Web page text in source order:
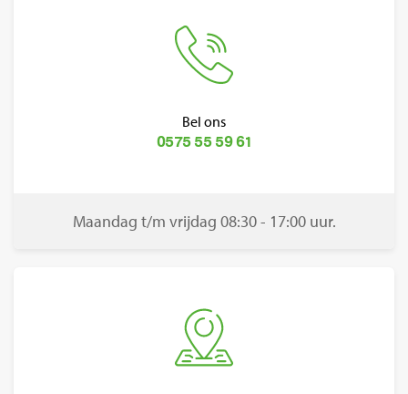
Bel ons
0575 55 59 61
Maandag t/m vrijdag 08:30 - 17:00 uur.